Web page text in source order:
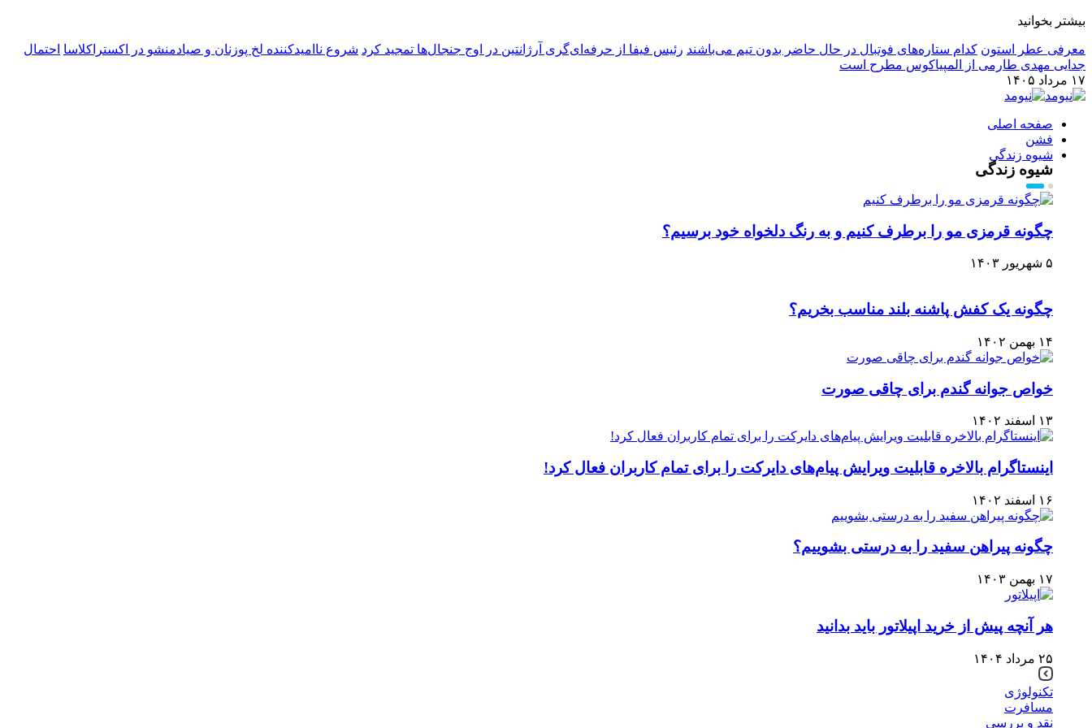
بیشتر بخوانید
معرفی عطر استون کدام ستاره‌های فوتبال در حال حاضر بدون تیم می‌باشند رئیس فیفا از حرفه‌ای‌گری آرژانتین در اوج جنجال‌ها تمجید کرد شروع ناامیدکننده لخ پوزنان و صیادمنشو در اکستراکلاسا احتمال
جدایی مهدی طارمی از المپیاکوس مطرح است
۱۷ مرداد ۱۴۰۵
صفحه اصلی
فشن
شیوه زندگی
شیوه زندگی
چگونه قرمزی مو را برطرف کنیم و به رنگ دلخواه خود برسیم؟
۵ شهریور ۱۴۰۳
چگونه یک کفش پاشنه بلند مناسب بخریم؟
۱۴ بهمن ۱۴۰۲
خواص جوانه گندم برای چاقی صورت
۱۳ اسفند ۱۴۰۲
اینستاگرام بالاخره قابلیت ویرایش پیام‌های دایرکت را برای تمام کاربران فعال کرد!
۱۶ اسفند ۱۴۰۲
چگونه پیراهن سفید را به درستی بشوییم؟
۱۷ بهمن ۱۴۰۳
هر آنچه پیش از خرید اپیلاتور باید بدانید
۲۵ مرداد ۱۴۰۴
تکنولوژی
مسافرت
نقد و بررسی